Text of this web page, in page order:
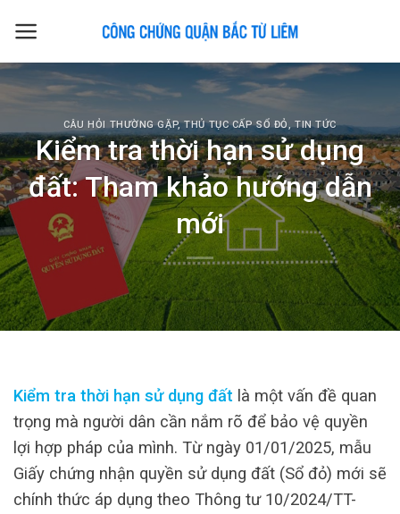
CÂU HỎI THƯỜNG GẶP,THỦ TỤC CẤP SỔ ĐỎ,TIN TỨC
Kiểm tra thời hạn sử dụng
đất: Tham khảo hướng dẫn
mới
Kiểm tra thời hạn sử dụng đất là một vấn đề quan
trọng mà người dân cần nắm rõ để bảo vệ quyền
lợi hợp pháp của mình. Từ ngày 01/01/2025, mẫu
Giấy chứng nhận quyền sử dụng đất (Sổ đỏ) mới sẽ
chính thức áp dụng theo Thông tư 10/2024/TT-